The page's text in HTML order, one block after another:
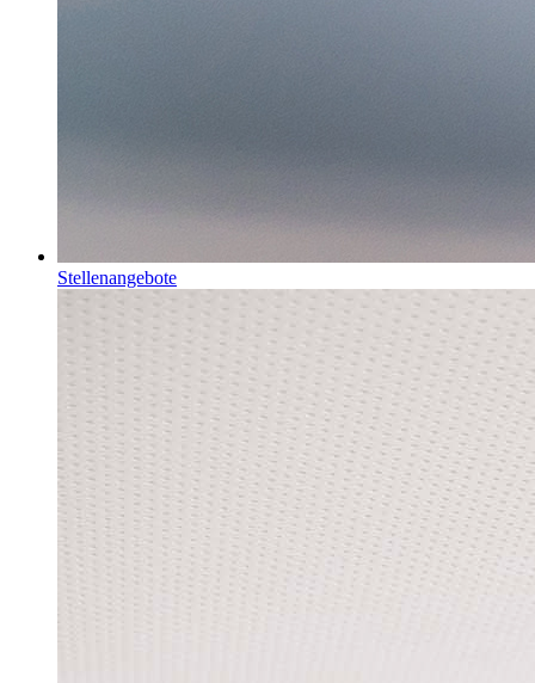
Stellenangebote